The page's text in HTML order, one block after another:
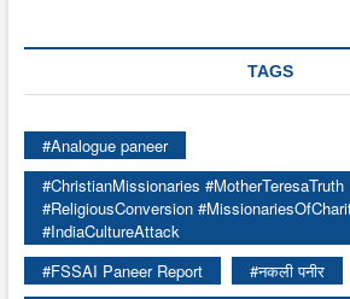
TAGS
#Analogue paneer
#ChristianMissionaries #MotherTeresaTruth
#ReligiousConversion
#IndiaCultureAttack
#FSSAI Paneer Report
#नकली पनीर